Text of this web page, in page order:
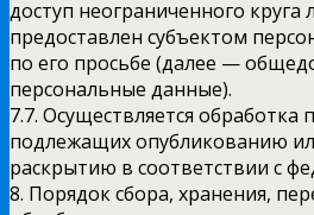
доступ неограниченного
предоставлен субъектом
по его просьбе (далее —
персональные данные).
7.7. Осуществляется
подлежащих опубликованию
раскрытию в соответствии с
8. Порядок сбора, хранения,